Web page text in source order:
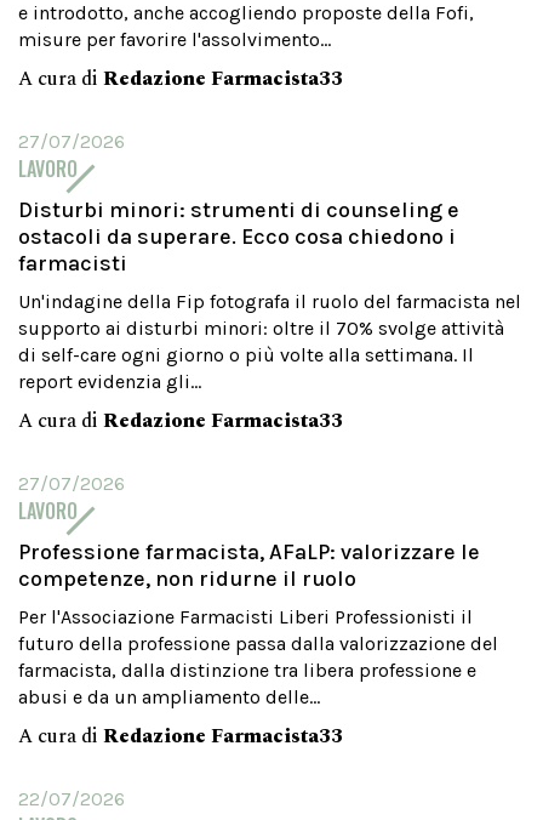
e introdotto, anche accogliendo proposte della Fofi,
misure per favorire l'assolvimento...
A cura di Redazione Farmacista33
27/07/2026
LAVORO
Disturbi minori: strumenti di counseling e
ostacoli da superare. Ecco cosa chiedono i
farmacisti
Un'indagine della Fip fotografa il ruolo del farmacista nel
supporto ai disturbi minori: oltre il 70% svolge attività
di self-care ogni giorno o più volte alla settimana. Il
report evidenzia gli...
A cura di Redazione Farmacista33
27/07/2026
LAVORO
Professione farmacista, AFaLP: valorizzare le
competenze, non ridurne il ruolo
Per l'Associazione Farmacisti Liberi Professionisti il
futuro della professione passa dalla valorizzazione del
farmacista, dalla distinzione tra libera professione e
abusi e da un ampliamento delle...
A cura di Redazione Farmacista33
22/07/2026